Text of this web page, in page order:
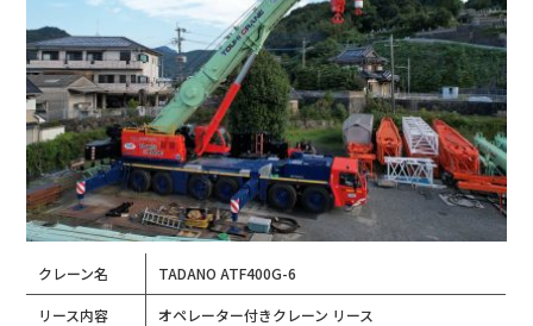
クレーン名 TADANO ATF400G-6
リース内容 オペレーター付きクレーン リース